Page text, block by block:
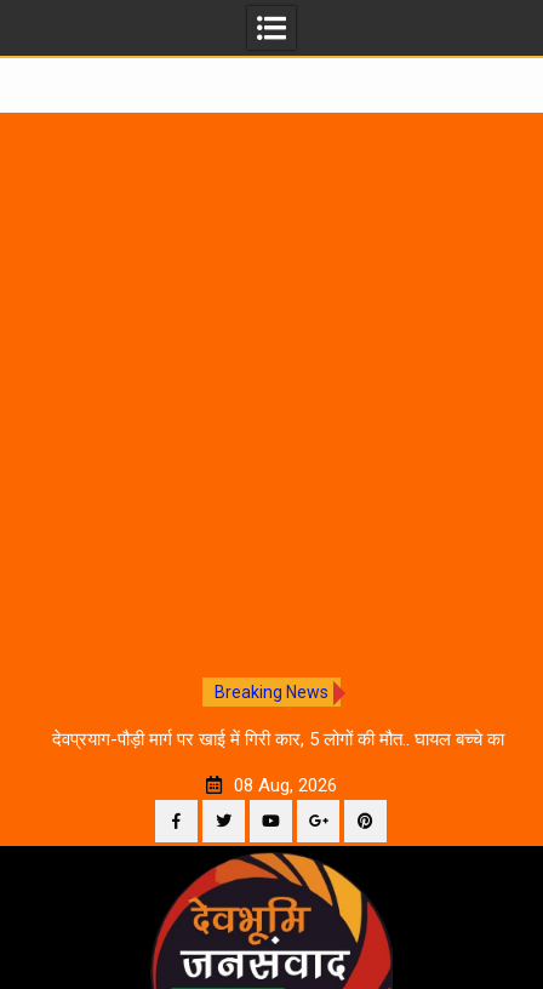
Breaking News
देवप्रयाग-पौड़ी मार्ग पर खाई में गिरी कार, 5 लोगों की मौत.. घायल बच्चे का
08 Aug, 2026
Facebook
TwitterYouTubePlus
Google